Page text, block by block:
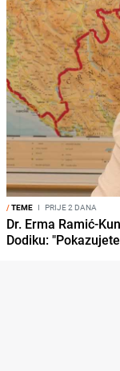
/TEME I PRIJE 2 DANA
Dr. Erma Ramić-
Dodiku: